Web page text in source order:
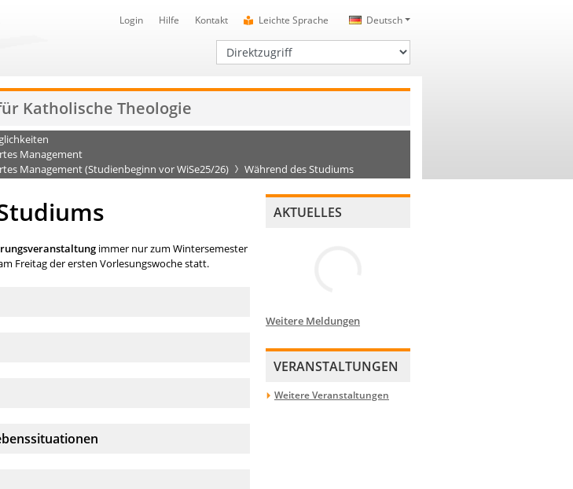
Deutsch
Login Hilfe Kontakt Leichte Sprache
Direktzugriff
Katholische Theologie
Management
Management (Studienbeginn vor WiSe25/26)
Während des Studiums
immer nur zum Wintersemester
Freitag der ersten Vorlesungswoche statt.
AKTUELLES
Weitere Meldungen
VERANSTALTUNGEN
Weitere Veranstaltungen